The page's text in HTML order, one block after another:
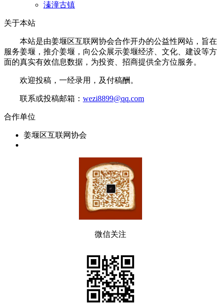
溱潼古镇
关于本站
本站是由姜堰区互联网协会合作开办的公益性网站，旨在
服务姜堰，推介姜堰，向公众展示姜堰经济、文化、建设等方
面的真实有效信息数据，为投资、招商提供全方位服务。
欢迎投稿，一经录用，及付稿酬。
联系或投稿邮箱： wezi8899@qq.com
合作单位
姜堰区互联网协会
微信关注